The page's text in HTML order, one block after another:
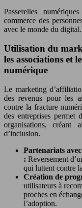
Passerelles
commerce des
avec le monde du digital.
Utilisation du
les associations et
numérique
Le marketing
des revenus pour les
contre la fracture
des entreprises permet
organisations,
d’inclusion.
Partenariats
: Reversement
qui luttent contre
Création de
utilisateurs à
proches en
l’adoption.